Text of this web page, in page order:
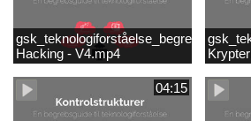
Hacking - V4.mp4
04:15